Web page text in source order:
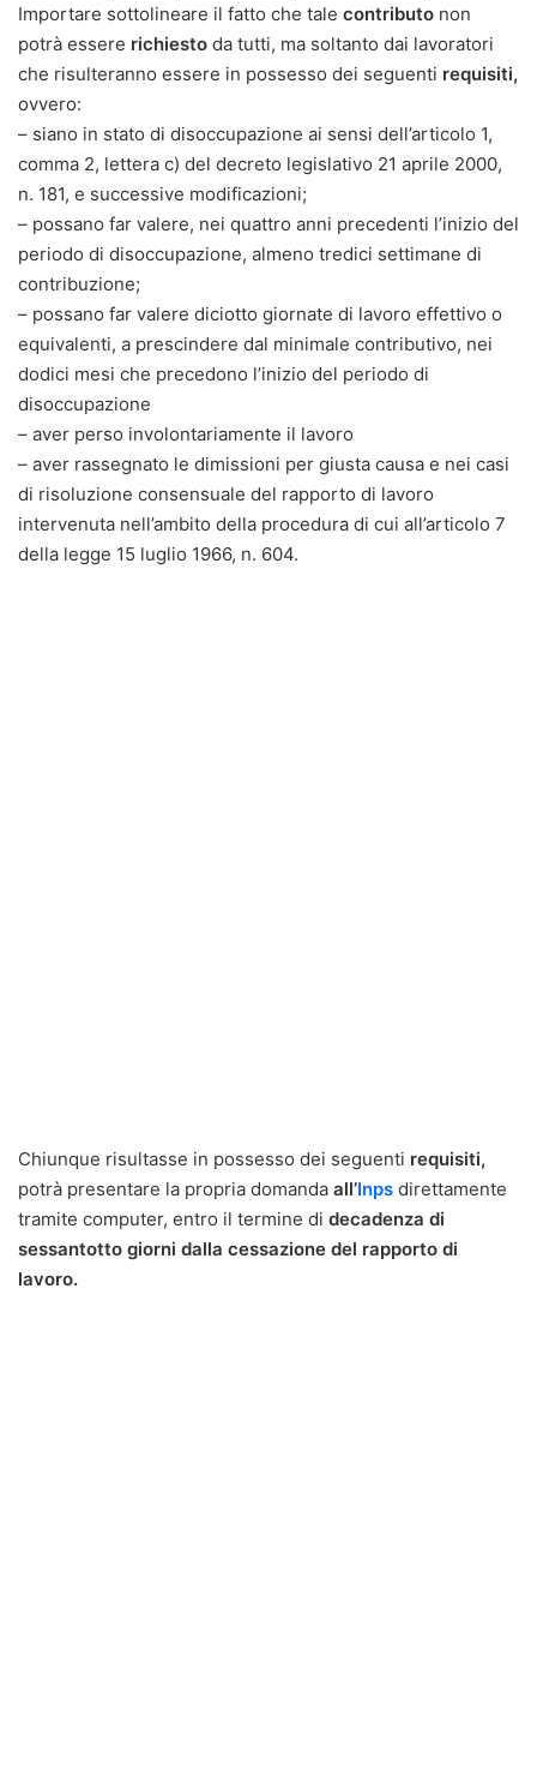
Importare sottolineare il fatto che tale contributo non
potrà essere richiesto da tutti, ma soltanto dai lavoratori
che risulteranno essere in possesso dei seguenti requisiti,
ovvero:
– siano in stato di disoccupazione ai sensi dell’articolo 1,
comma 2, lettera c) del decreto legislativo 21 aprile 2000,
n. 181, e successive modificazioni;
– possano far valere, nei quattro anni precedenti l’inizio del
periodo di disoccupazione, almeno tredici settimane di
contribuzione;
– possano far valere diciotto giornate di lavoro effettivo o
equivalenti, a prescindere dal minimale contributivo, nei
dodici mesi che precedono l’inizio del periodo di
disoccupazione
– aver perso involontariamente il lavoro
– aver rassegnato le dimissioni per giusta causa e nei casi
di risoluzione consensuale del rapporto di lavoro
intervenuta nell’ambito della procedura di cui all’articolo 7
della legge 15 luglio 1966, n. 604.
Chiunque risultasse in possesso dei seguenti requisiti,
potrà presentare la propria domanda all’Inps direttamente
tramite computer, entro il termine di decadenza di
sessantotto giorni dalla cessazione del rapporto di
lavoro.